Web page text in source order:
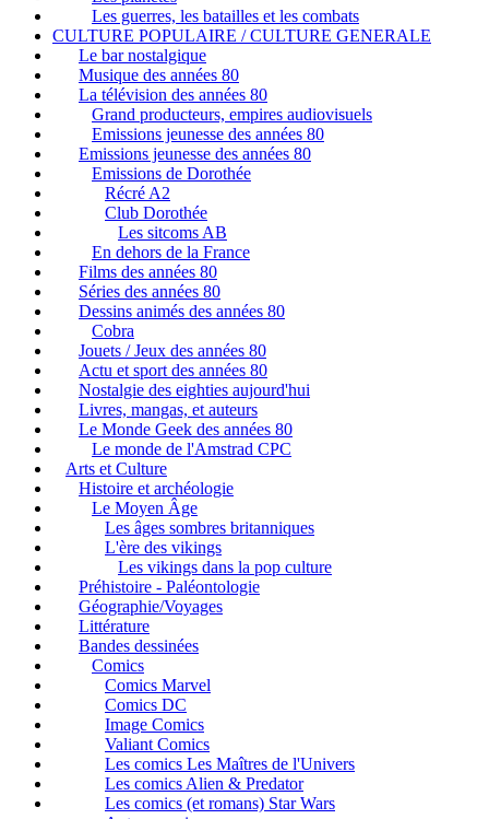
Les guerres, les batailles et les combats
CULTURE POPULAIRE / CULTURE GENERALE
Le bar nostalgique
Musique des années 80
La télévision des années 80
Grand producteurs, empires audiovisuels
Emissions jeunesse des années 80
Emissions jeunesse des années 80
Emissions de Dorothée
Récré A2
Club Dorothée
Les sitcoms AB
En dehors de la France
Films des années 80
Séries des années 80
Dessins animés des années 80
Cobra
Jouets / Jeux des années 80
Actu et sport des années 80
Nostalgie des eighties aujourd'hui
Livres, mangas, et auteurs
Le Monde Geek des années 80
Le monde de l'Amstrad CPC
Arts et Culture
Histoire et archéologie
Le Moyen Âge
Les âges sombres britanniques
L'ère des vikings
Les vikings dans la pop culture
Préhistoire - Paléontologie
Géographie/Voyages
Littérature
Bandes dessinées
Comics
Comics Marvel
Comics DC
Image Comics
Valiant Comics
Les comics Les Maîtres de l'Univers
Les comics Alien & Predator
Les comics (et romans) Star Wars